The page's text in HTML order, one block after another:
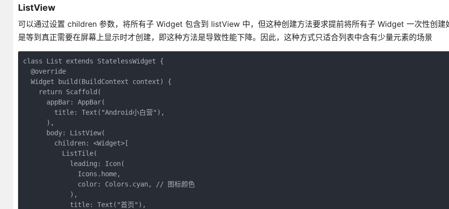
ListView
可以通过设置 children 参数，将所有子 Widget 包含到 listView 中，但这种创建方法要求提前将所有子 Widget 一次性创建
是等到真正需要在屏幕上显示时才创建，即这种方法是导致性能下降。因此，这种方式只适合列表中含有少量元素的场景
class List extends StatelessWidget {
  @override
  Widget build(BuildContext context) {
    return Scaffold(
      appBar: AppBar(
        title: Text("Android小白营"),
      ),
      body: ListView(
        children: <Widget>[
          ListTile(
            leading: Icon(
              Icons.home,
              color: Colors.cyan, // 图标颜色
            ),
            title: Text("首页"),